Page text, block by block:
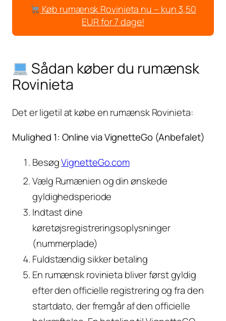
Køb rumænsk Rovinieta nu – kun 3,50
EUR for 7 dage!
Sådan køber du rumænsk
Rovinieta
Det er ligetil at købe en rumænsk Rovinieta:
Mulighed 1: Online via VignetteGo (Anbefalet)
BesøgVignetteGo.com
Vælg Rumænien og din ønskede
gyldighedsperiode
Indtast dine
køretøjsregistreringsoplysninger
(nummerplade)
Fuldstændig sikker betaling
En rumænsk rovinieta bliver først gyldig
efter den officielle registrering og fra den
startdato, der fremgår af den officielle